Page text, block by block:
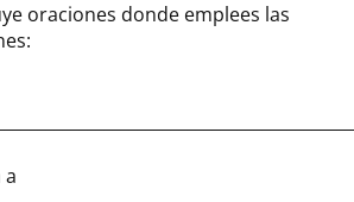
oraciones donde emplees las
a